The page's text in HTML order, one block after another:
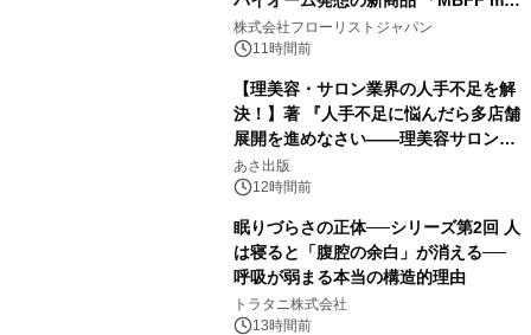
クレンジングPRO」を2026年8月6日
発売
株式会社フローリストジャパン
11時間前
【理美容・サロン業界の人手不足を解
決！】著 『人手不足に悩んだら多店舗
展開を進めなさい――理美容サロン
「多店舗展開」の教科書』2026年8月
24日（月）発売
あさ出版
12時間前
眠りづらさの正体──シリーズ第2回 人
は寝ると「腹腔の余白」が消える──
呼吸が弱まる本当の構造的理由
トラタニ株式会社
13時間前